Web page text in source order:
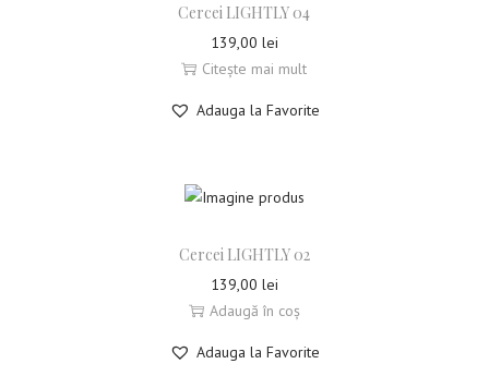
Cercei LIGHTLY 04
139,00 lei
Citește mai mult
Adauga la Favorite
Cercei LIGHTLY 02
139,00 lei
Adaugă în coș
Adauga la Favorite